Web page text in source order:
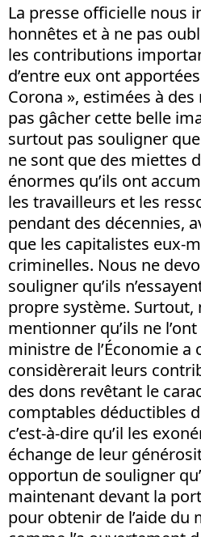
La presse officielle nous
honnêtes et à ne pas
les contributions
d’entre eux ont
Corona », estimées à
pas gâcher cette belle
surtout pas souligner
ne sont que des miettes
énormes qu’ils ont
les travailleurs et les
pendant des décennies,
que les capitalistes eux-
criminelles. Nous ne
souligner qu’ils
propre système. Surtout,
mentionner qu’ils ne
ministre de l’Économie a
considèrerait leurs
des dons revêtant le
comptables déductibles
c’est-à-dire qu’il les
échange de leur
opportun de souligner
maintenant devant la
pour obtenir de l’aide du